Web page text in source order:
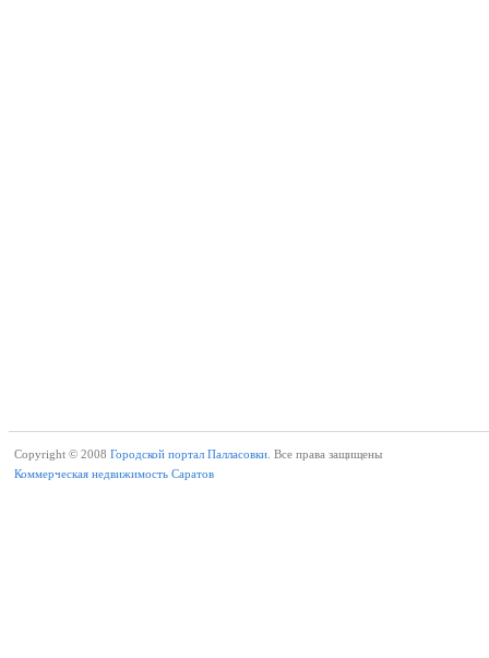
Copyright © 2008 Городской портал Палласовки. Все права защищены
Коммерческая недвижимость Саратов